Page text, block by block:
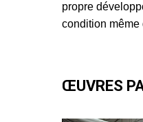
propre
condition même
ŒUVRES